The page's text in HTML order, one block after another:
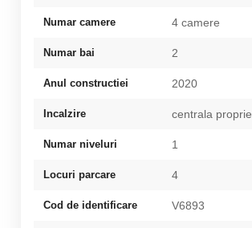
Numar camere 4 camere
Numar bai 2
Anul constructiei 2020
Incalzire centrala proprie
Numar niveluri 1
Locuri parcare 4
Cod de identificare V6893